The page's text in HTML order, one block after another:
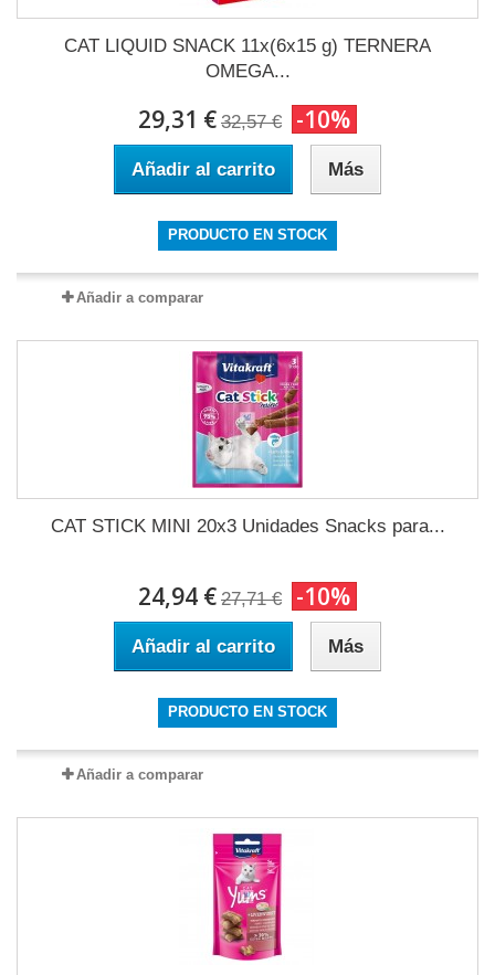
CAT LIQUID SNACK 11x(6x15 g) TERNERA
OMEGA...
29,31 € 32,57 € -10%
Añadir al carrito Más
PRODUCTO EN STOCK
Añadir a comparar
CAT STICK MINI 20x3 Unidades Snacks para...
24,94 € 27,71 € -10%
Añadir al carrito Más
PRODUCTO EN STOCK
Añadir a comparar